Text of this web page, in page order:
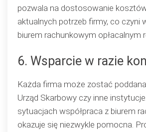
pozwala na dostosowanie
aktualnych potrzeb firmy, co czyni
biurem rachunkowym opłacalnym
6. Wsparcie w razie
Każda firma może zostać
Urząd Skarbowy czy inne
sytuacjach współpraca z biurem
okazuje się niezwykle pomocna.